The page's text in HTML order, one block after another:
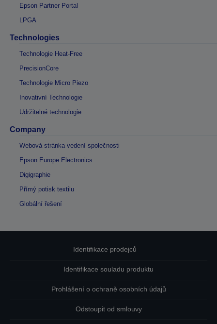
Epson Partner Portal
LPGA
Technologies
Technologie Heat-Free
PrecisionCore
Technologie Micro Piezo
Inovativní Technologie
Udržitelné technologie
Company
Webová stránka vedení společnosti
Epson Europe Electronics
Digigraphie
Přímý potisk textilu
Globální řešení
Identifikace prodejců
Identifikace souladu produktu
Prohlášení o ochraně osobních údajů
Odstoupit od smlouvy